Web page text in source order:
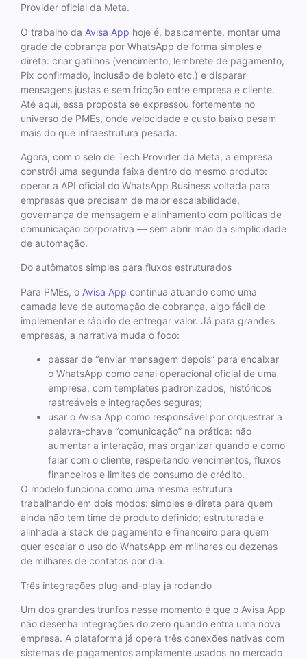
Provider oficial da Meta.
O trabalho da Avisa App hoje é, basicamente, montar uma
grade de cobrança por WhatsApp de forma simples e
direta: criar gatilhos (vencimento, lembrete de pagamento,
Pix confirmado, inclusão de boleto etc.) e disparar
mensagens justas e sem fricção entre empresa e cliente.
Até aqui, essa proposta se expressou fortemente no
universo de PMEs, onde velocidade e custo baixo pesam
mais do que infraestrutura pesada.
Agora, com o selo de Tech Provider da Meta, a empresa
constrói uma segunda faixa dentro do mesmo produto:
operar a API oficial do WhatsApp Business voltada para
empresas que precisam de maior escalabilidade,
governança de mensagem e alinhamento com políticas de
comunicação corporativa — sem abrir mão da simplicidade
de automação.
Do autômatos simples para fluxos estruturados
Para PMEs, o Avisa App continua atuando como uma
camada leve de automação de cobrança, algo fácil de
implementar e rápido de entregar valor. Já para grandes
empresas, a narrativa muda o foco:
passar de “enviar mensagem depois” para encaixar
o WhatsApp como canal operacional oficial de uma
empresa, com templates padronizados, históricos
rastreáveis e integrações seguras;
usar o Avisa App como responsável por orquestrar a
palavra‑chave “comunicação” na prática: não
aumentar a interação, mas organizar quando e como
falar com o cliente, respeitando vencimentos, fluxos
financeiros e limites de consumo de crédito.
O modelo funciona como uma mesma estrutura
trabalhando em dois modos: simples e direta para quem
ainda não tem time de produto definido; estruturada e
alinhada a stack de pagamento e financeiro para quem
quer escalar o uso do WhatsApp em milhares ou dezenas
de milhares de contatos por dia.
Três integrações plug‑and‑play já rodando
Um dos grandes trunfos nesse momento é que o Avisa App
não desenha integrações do zero quando entra uma nova
empresa. A plataforma já opera três conexões nativas com
sistemas de pagamentos amplamente usados no mercado